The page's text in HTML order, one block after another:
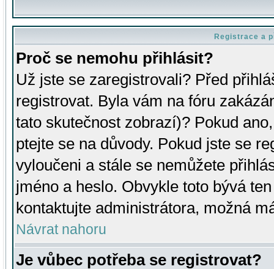
Registrace a
Proč se nemohu přihlásit?
Už jste se zaregistrovali? Před
registrovat. Byla vám na fóru
tato skutečnost zobrazí)? Pokud
ptejte se na důvody. Pokud jste se
vyloučeni a stále se nemůžete
jméno a heslo. Obvykle toto bývá
kontaktujte administrátora, možná
Návrat nahoru
Je vůbec potřeba se registrovat?